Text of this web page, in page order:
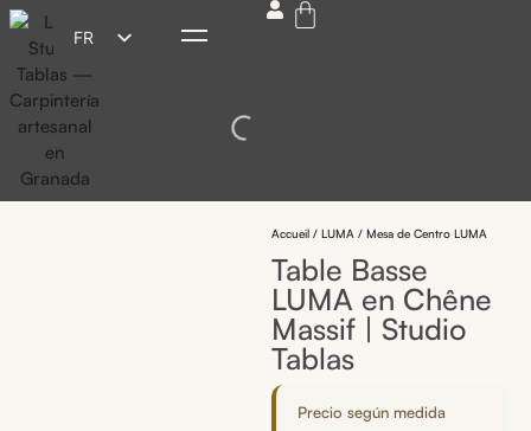
FR
ES
EN
Accueil/ LUMA / Mesa de Centro LUMA
Table Basse
LUMA en Chêne
Massif | Studio
Tablas
Precio según medida